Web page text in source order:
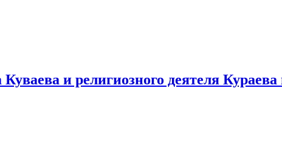
и религиозного деятеля